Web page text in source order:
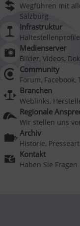
Wegführen mit
Salzburg
Infrastruktur
Medienserver
Bilder, Videos,
Community
Forum,
Branchen
Weblinks,
Regionale
Wir stellen uns
Archiv
Historie,
Kontakt
Haben Sie